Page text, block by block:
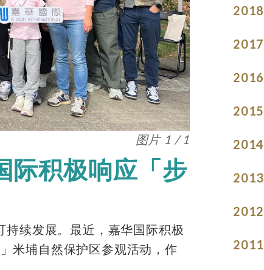
2018
2017
2016
2015
2014
2013
2012
2011
图片 1 / 1
际积极响应「步
持续发展。最近，嘉华国际积极
米埔自然保护区参观活动，作